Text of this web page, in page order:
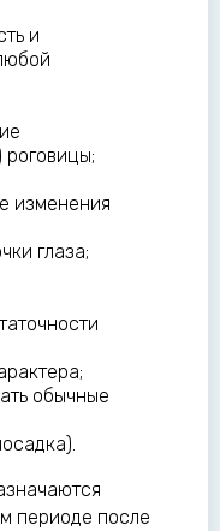
и
роговицы;
изменения
глаза;
обычные
периоде после